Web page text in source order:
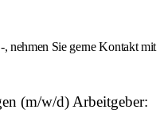
nehmen Sie gerne Kontakt mit
(m/w/d) Arbeitgeber: